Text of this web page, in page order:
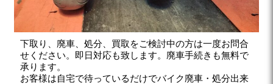
下取り、廃車、処分、買取をご検討中の方は一度お問合
せください。即日対応も致します。廃車手続きも無料で
承ります。
お客様は自宅で待っているだけでバイク廃車・処分出来